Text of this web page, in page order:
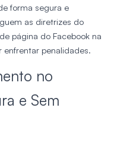
forma segura e
as diretrizes do
página do Facebook na
penalidades.
no
e Sem